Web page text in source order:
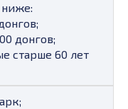
ниже:
донгов;
старше 60 лет